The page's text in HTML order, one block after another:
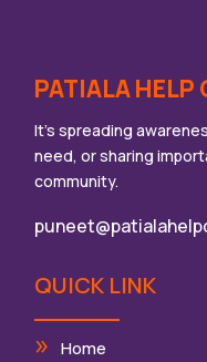
PATIALA HELP
It’s spreading
need, or sharing
community.
QUICK LINK
Home